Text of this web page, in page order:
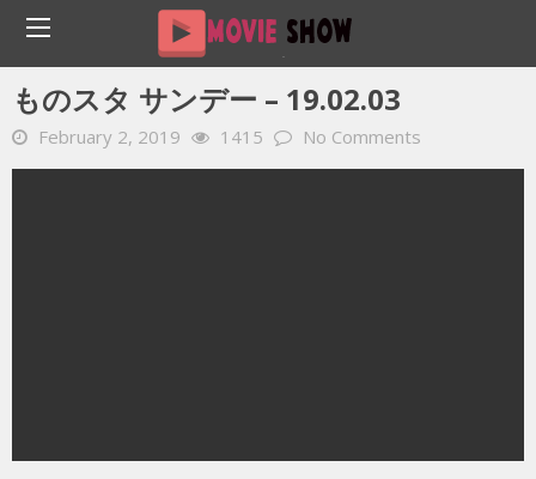
Home YOUTUBE 動画 毎日 ものスタ サンデー – 19.02.03
ものスタ サンデー – 19.02.03
February 2, 2019 1415 No Comments